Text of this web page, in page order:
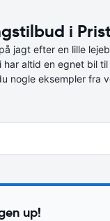
i
jagt efter en lille
har altid en egnet bil
nogle eksempler fra
up!